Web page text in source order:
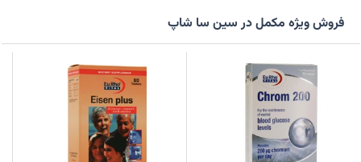
فروش ویژه مکمل در سین سا شاپ